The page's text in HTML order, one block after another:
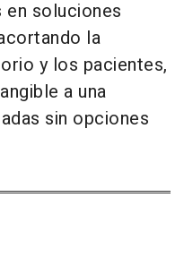
soluciones
la
y los pacientes,
a una
sin opciones